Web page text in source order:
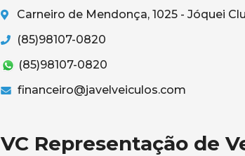
Carneiro de Mendonça, 1025 - Jóquei
(85)98107-0820
(85)98107-0820
financeiro@javelveiculos.com
VC Representação de